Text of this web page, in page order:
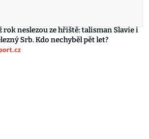
rok neslezou ze hřiště: talisman Slavie i
Srb. Kdo nechyběl pět let?